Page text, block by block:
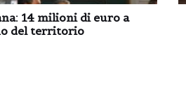
14 milioni di euro a
del territorio